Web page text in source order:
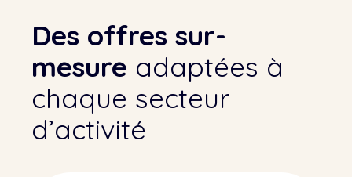
Des offres sur-
mesure adaptées à
chaque secteur
d’activité